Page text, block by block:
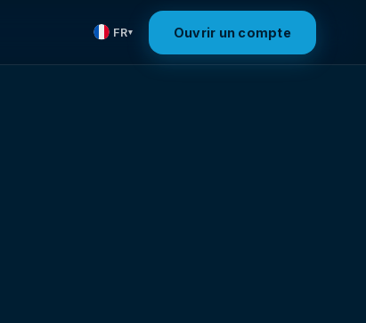
FR▾ Ouvrir un compte